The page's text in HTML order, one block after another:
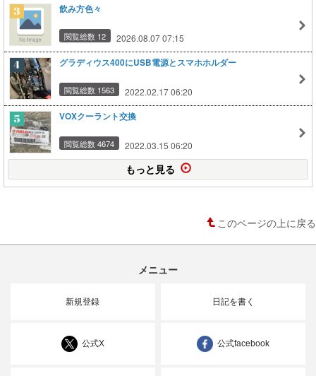
飲み方色々
閲覧総数 12 2026.08.07 07:15
グラディウス400にUSB電源とスマホホルダー
閲覧総数 1563 2022.02.17 06:20
VOXクーラント交換
閲覧総数 4674 2022.03.15 06:20
もっと見る
このページの上に戻る
メニュー
新規登録 日記を書く
公式X 公式facebook